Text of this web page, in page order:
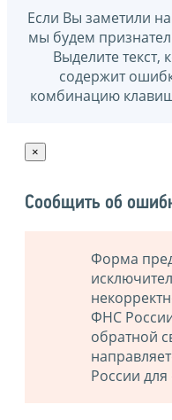
Если Вы заметили
мы будем
Выделите
содержит
комбинацию
×
Сообщить об
Форма
ФНС
обратной
России для